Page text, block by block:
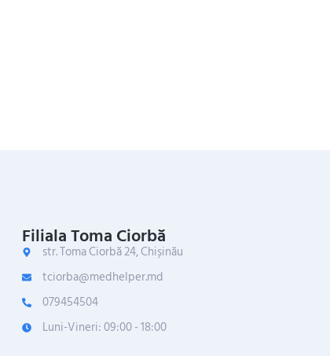
Filiala Toma Ciorbă
str. Toma Ciorbă 24, Chișinău
tciorba@medhelper.md
079454504
Luni-Vineri: 09:00 - 18:00